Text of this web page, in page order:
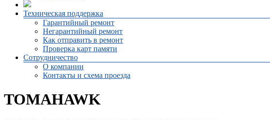
Техническая поддержка
Гарантийный ремонт
Негарантийный ремонт
Как отправить в ремонт
Проверка карт памяти
Сотрудничество
О компании
Контакты и схема проезда
TOMAHAWK